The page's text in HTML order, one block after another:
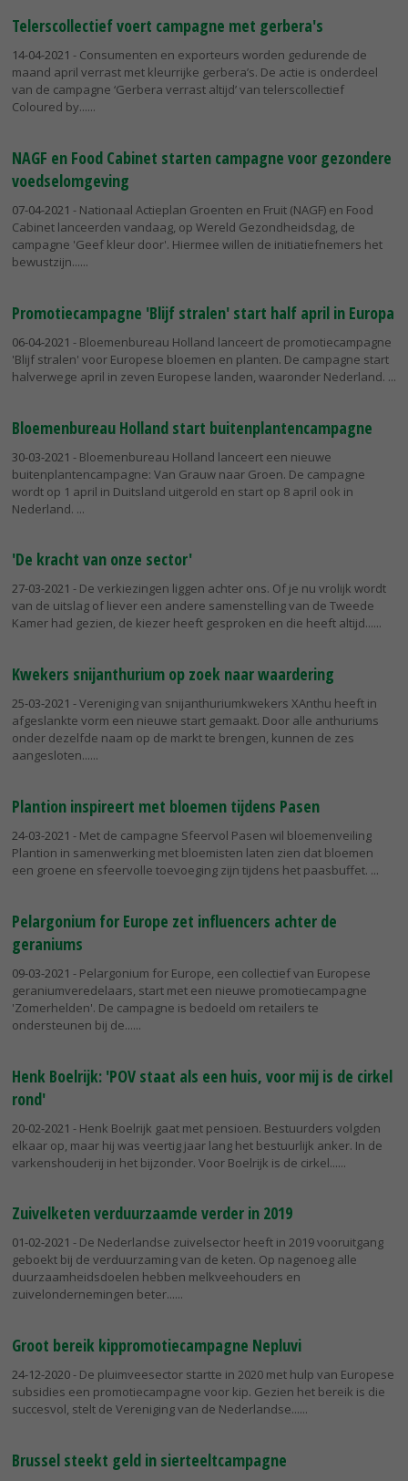
Telerscollectief voert campagne met gerbera's
14-04-2021 - Consumenten en exporteurs worden gedurende de
maand april verrast met kleurrijke gerbera’s. De actie is onderdeel
van de campagne ‘Gerbera verrast altijd’ van telerscollectief
Coloured by...
NAGF en Food Cabinet starten campagne voor gezondere
voedselomgeving
07-04-2021 - Nationaal Actieplan Groenten en Fruit (NAGF) en Food
Cabinet lanceerden vandaag, op Wereld Gezondheidsdag, de
campagne 'Geef kleur door'. Hiermee willen de initiatiefnemers het
bewustzijn...
Promotiecampagne 'Blijf stralen' start half april in Europa
06-04-2021 - Bloemenbureau Holland lanceert de promotiecampagne
'Blijf stralen' voor Europese bloemen en planten. De campagne start
halverwege april in zeven Europese landen, waaronder Nederland.
Bloemenbureau Holland start buitenplantencampagne
30-03-2021 - Bloemenbureau Holland lanceert een nieuwe
buitenplantencampagne: Van Grauw naar Groen. De campagne
wordt op 1 april in Duitsland uitgerold en start op 8 april ook in
Nederland.
'De kracht van onze sector'
27-03-2021 - De verkiezingen liggen achter ons. Of je nu vrolijk wordt
van de uitslag of liever een andere samenstelling van de Tweede
Kamer had gezien, de kiezer heeft gesproken en die heeft altijd...
Kwekers snijanthurium op zoek naar waardering
25-03-2021 - Vereniging van snijanthuriumkwekers XAnthu heeft in
afgeslankte vorm een nieuwe start gemaakt. Door alle anthuriums
onder dezelfde naam op de markt te brengen, kunnen de zes
aangesloten...
Plantion inspireert met bloemen tijdens Pasen
24-03-2021 - Met de campagne Sfeervol Pasen wil bloemenveiling
Plantion in samenwerking met bloemisten laten zien dat bloemen
een groene en sfeervolle toevoeging zijn tijdens het paasbuffet.
Pelargonium for Europe zet influencers achter de
geraniums
09-03-2021 - Pelargonium for Europe, een collectief van Europese
geraniumveredelaars, start met een nieuwe promotiecampagne
'Zomerhelden'. De campagne is bedoeld om retailers te
ondersteunen bij de...
Henk Boelrijk: 'POV staat als een huis, voor mij is de cirkel
rond'
20-02-2021 - Henk Boelrijk gaat met pensioen. Bestuurders volgden
elkaar op, maar hij was veertig jaar lang het bestuurlijk anker. In de
varkenshouderij in het bijzonder. Voor Boelrijk is de cirkel...
Zuivelketen verduurzaamde verder in 2019
01-02-2021 - De Nederlandse zuivelsector heeft in 2019 vooruitgang
geboekt bij de verduurzaming van de keten. Op nagenoeg alle
duurzaamheidsdoelen hebben melkveehouders en
zuivelondernemingen beter...
Groot bereik kippromotiecampagne Nepluvi
24-12-2020- De pluimveesector startte in 2020 met hulp van Europese
subsidies een promotiecampagne voor kip. Gezien het bereik is die
succesvol, stelt de Vereniging van de Nederlandse...
Brussel steekt geld in sierteeltcampagne